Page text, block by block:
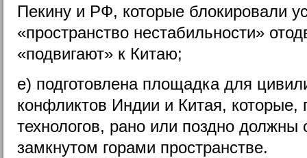
Пекину и РФ, которые блокировали
«пространство нестабильности»
«подвигают» к Китаю;
е) подготовлена площадка для
конфликтов Индии и Китая,
технологов, рано или поздно должны
замкнутом горами пространстве.